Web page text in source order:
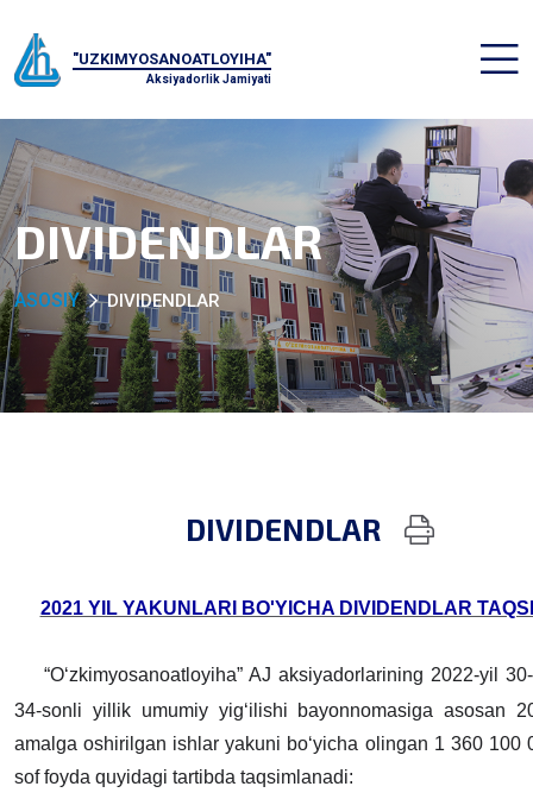
"UZKIMYOSANOATLOYIHA"
Aksiyadorlik Jamiyati
DIVIDENDLAR
ASOSIY DIVIDENDLAR
DIVIDENDLAR
2021 YIL YAKUNLARI BO'YICHA DIVIDENDLAR
“O‘zkimyosanoatloyiha” AJ aksiyadorlarining 2022-yil
34-sonli yillik umumiy yig‘ilishi bayonnomasiga asosan
amalga oshirilgan ishlar yakuni bo‘yicha olingan 1 360 100
sof foyda quyidagi tartibda taqsimlanadi: